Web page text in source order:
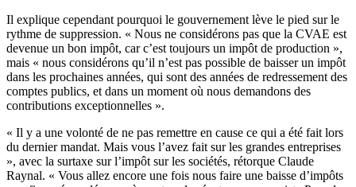
Il explique cependant pourquoi le gouvernement lève le pied sur le
rythme de suppression. « Nous ne considérons pas que la CVAE est
devenue un bon impôt, car c’est toujours un impôt de production »,
mais « nous considérons qu’il n’est pas possible de baisser un impôt
dans les prochaines années, qui sont des années de redressement des
comptes publics, et dans un moment où nous demandons des
contributions exceptionnelles ».
« Il y a une volonté de ne pas remettre en cause ce qui a été fait lors
du dernier mandat. Mais vous l’avez fait sur les grandes entreprises
», avec la surtaxe sur l’impôt sur les sociétés, rétorque Claude
Raynal. « Vous allez encore une fois nous faire une baisse d’impôts